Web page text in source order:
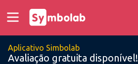
Aplicativo Simbolab
Avaliação gratuita disponível!